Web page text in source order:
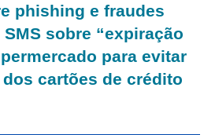
phishing e fraudes
sobre “expiração
para evitar
cartões de crédito